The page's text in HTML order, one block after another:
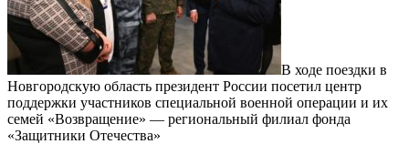
В ходе поездки в
Новгородскую область президент России посетил центр
поддержки участников специальной военной операции и их
семей «Возвращение» — региональный филиал фонда
«Защитники Отечества»